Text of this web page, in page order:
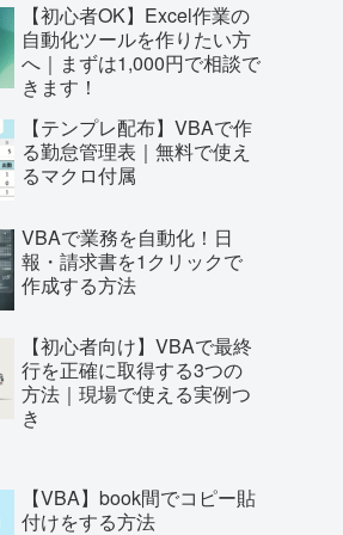
【初心者OK】Excel作業の
自動化ツールを作りたい方
へ｜まずは1,000円で相談で
きます！
【テンプレ配布】VBAで作
る勤怠管理表｜無料で使え
るマクロ付属
VBAで業務を自動化！日
報・請求書を1クリックで
作成する方法
【初心者向け】VBAで最終
行を正確に取得する3つの
方法｜現場で使える実例つ
き
【VBA】book間でコピー貼
付けをする方法